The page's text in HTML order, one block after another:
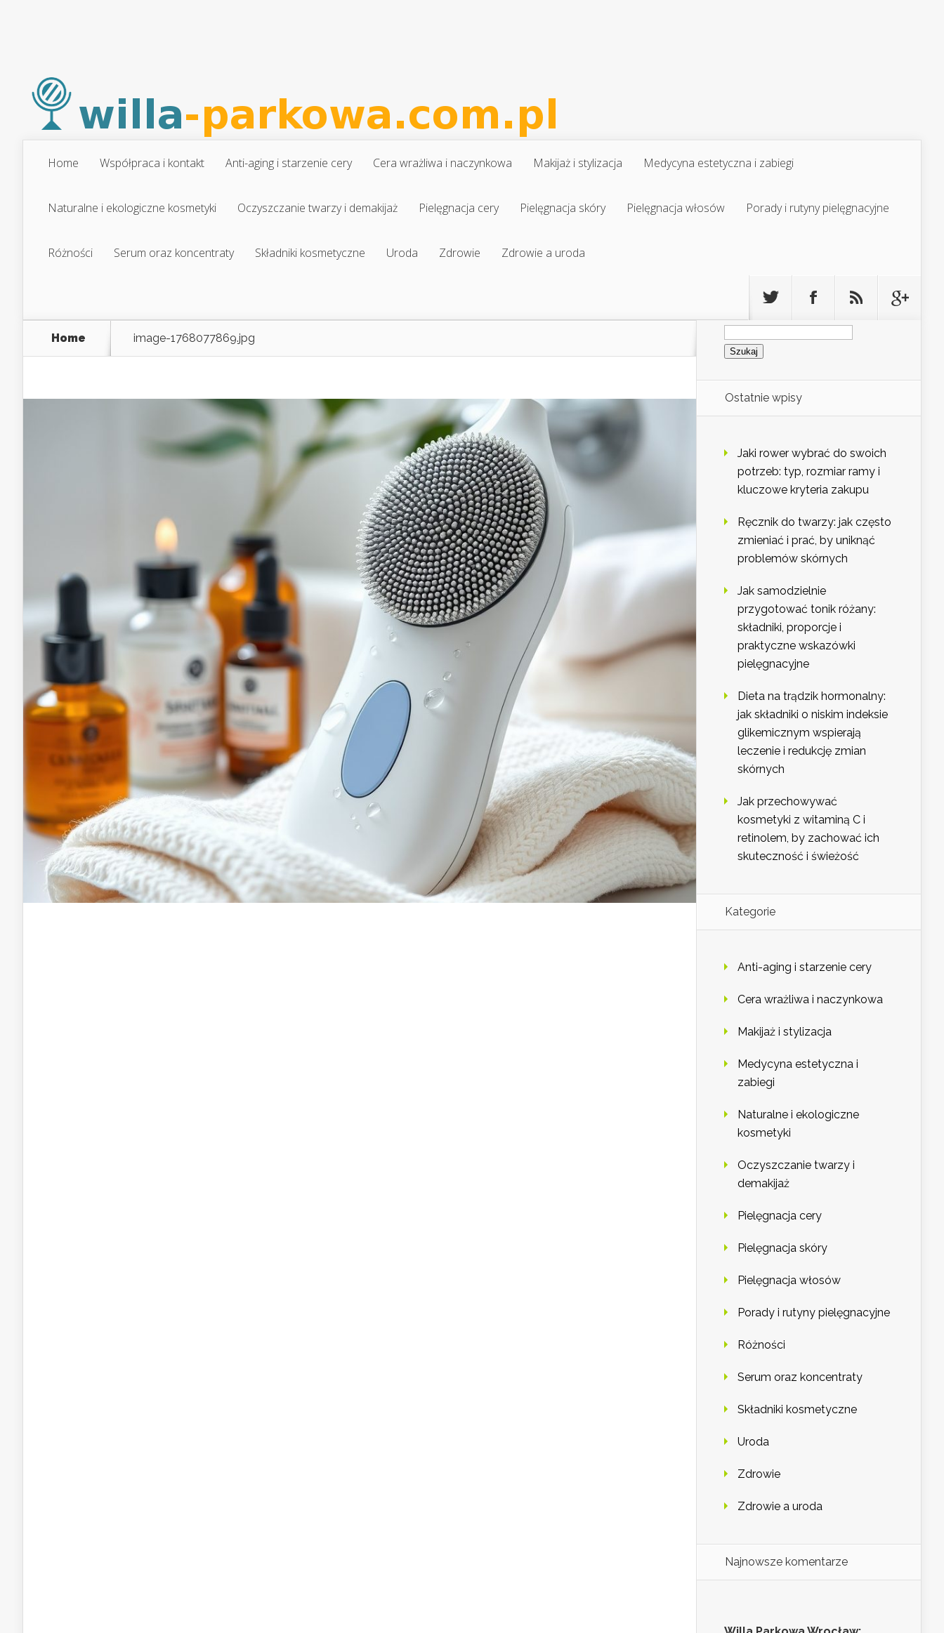
Home Współpraca i kontakt Anti-aging i starzenie cery Cera wrażliwa i naczynkowa Makijaż i stylizacja Medycyna estetyczna i zabiegi
Naturalne i ekologiczne kosmetyki Oczyszczanie twarzy i demakijaż Pielęgnacja cery Pielęgnacja skóry Pielęgnacja włosów Porady i rutyny pielęgnacyjne
Różności Serum oraz koncentraty Składniki kosmetyczne Uroda Zdrowie Zdrowie a uroda
Home image-1768077869.jpg
Szukaj:
Ostatnie wpisy
Jaki rower wybrać do swoich
potrzeb: typ, rozmiar ramy i
kluczowe kryteria zakupu
Ręcznik do twarzy: jak często
zmieniać i prać, by uniknąć
problemów skórnych
Jak samodzielnie
przygotować tonik różany:
składniki, proporcje i
praktyczne wskazówki
pielęgnacyjne
Dieta na trądzik hormonalny:
jak składniki o niskim indeksie
glikemicznym wspierają
leczenie i redukcję zmian
skórnych
Jak przechowywać
kosmetyki z witaminą C i
retinolem, by zachować ich
skuteczność i świeżość
Kategorie
Anti-aging i starzenie cery
Cera wrażliwa i naczynkowa
Makijaż i stylizacja
Medycyna estetyczna i
zabiegi
Naturalne i ekologiczne
kosmetyki
Oczyszczanie twarzy i
demakijaż
Pielęgnacja cery
Pielęgnacja skóry
Pielęgnacja włosów
Porady i rutyny pielęgnacyjne
Różności
Serum oraz koncentraty
Składniki kosmetyczne
Uroda
Zdrowie
Zdrowie a uroda
Najnowsze komentarze